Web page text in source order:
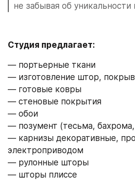
не забывая об
Студия предлагает:
— портьерные ткани
— изготовление штор,
— готовые ковры
— стеновые покрытия
— обои
— позумент (тесьма,
— карнизы декоративные,
электроприводом
— рулонные шторы
— шторы плиссе